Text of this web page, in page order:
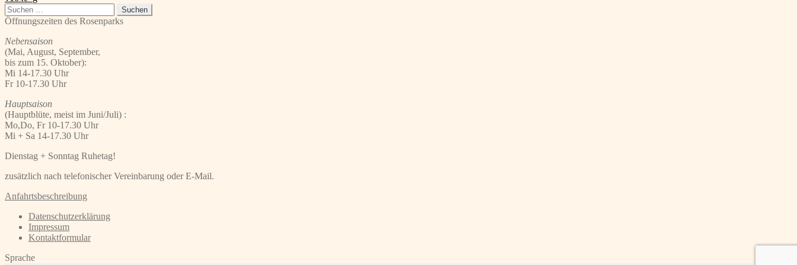
Beitrag:
Suchen
nach:
Öffnungszeiten des Rosenparks
Nebensaison
(Mai, August, September,
bis zum 15. Oktober):
Mi 14-17.30 Uhr
Fr 10-17.30 Uhr
Hauptsaison
(Hauptblüte, meist im Juni/Juli) :
Mo,Do, Fr 10-17.30 Uhr
Mi + Sa 14-17.30 Uhr
Dienstag + Sonntag Ruhetag!
zusätzlich nach telefonischer Vereinbarung oder E-Mail.
Anfahrtsbeschreibung
Datenschutzerklärung
Impressum
Kontaktformular
Sprache